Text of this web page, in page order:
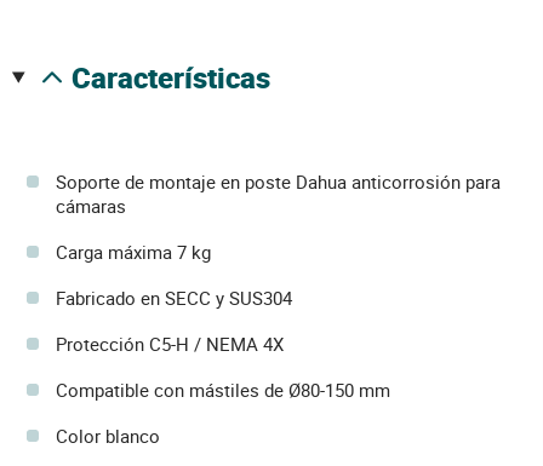
características
Soporte de montaje en poste Dahua anticorrosión para
cámaras
Carga máxima 7 kg
Fabricado en SECC y SUS304
Protección C5-H / NEMA 4X
Compatible con mástiles de Ø80-150 mm
Color blanco